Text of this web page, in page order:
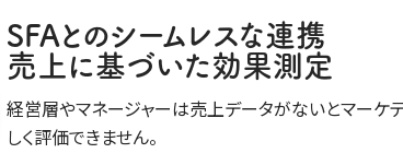
SFAとのシームレスな連携
売上に基づいた効果測定
経営層やマネージャーは売上データがないとマーケ
しく評価できません。